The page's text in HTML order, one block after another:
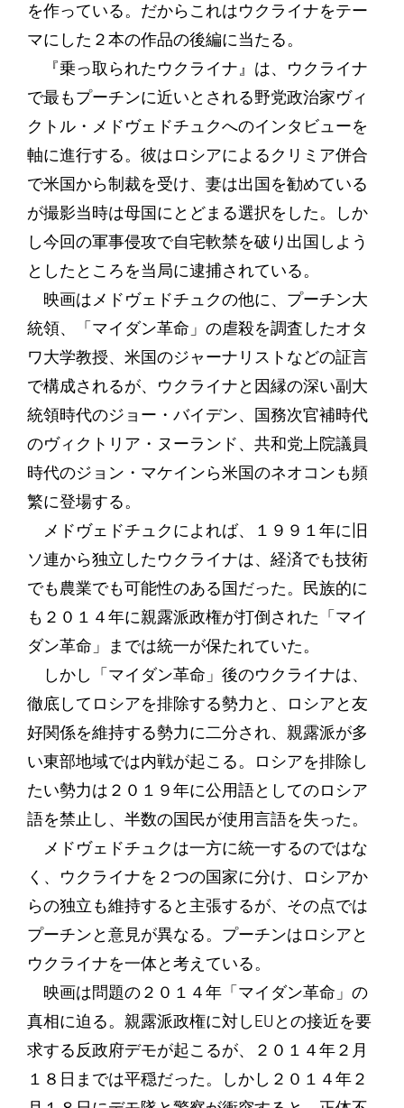
を作っている。だからこれはウクライナをテー
マにした２本の作品の後編に当たる。
『乗っ取られたウクライナ』は、ウクライナ
で最もプーチンに近いとされる野党政治家ヴィ
クトル・メドヴェドチュクへのインタビューを
軸に進行する。彼はロシアによるクリミア併合
で米国から制裁を受け、妻は出国を勧めている
が撮影当時は母国にとどまる選択をした。しか
し今回の軍事侵攻で自宅軟禁を破り出国しよう
としたところを当局に逮捕されている。
映画はメドヴェドチュクの他に、プーチン大
統領、「マイダン革命」の虐殺を調査したオタ
ワ大学教授、米国のジャーナリストなどの証言
で構成されるが、ウクライナと因縁の深い副大
統領時代のジョー・バイデン、国務次官補時代
のヴィクトリア・ヌーランド、共和党上院議員
時代のジョン・マケインら米国のネオコンも頻
繁に登場する。
メドヴェドチュクによれば、１９９１年に旧
ソ連から独立したウクライナは、経済でも技術
でも農業でも可能性のある国だった。民族的に
も２０１４年に親露派政権が打倒された「マイ
ダン革命」までは統一が保たれていた。
しかし「マイダン革命」後のウクライナは、
徹底してロシアを排除する勢力と、ロシアと友
好関係を維持する勢力に二分され、親露派が多
い東部地域では内戦が起こる。ロシアを排除し
たい勢力は２０１９年に公用語としてのロシア
語を禁止し、半数の国民が使用言語を失った。
メドヴェドチュクは一方に統一するのではな
く、ウクライナを２つの国家に分け、ロシアか
らの独立も維持すると主張するが、その点では
プーチンと意見が異なる。プーチンはロシアと
ウクライナを一体と考えている。
映画は問題の２０１４年「マイダン革命」の
真相に迫る。親露派政権に対しEUとの接近を要
求する反政府デモが起こるが、２０１４年２月
１８日までは平穏だった。しかし２０１４年２